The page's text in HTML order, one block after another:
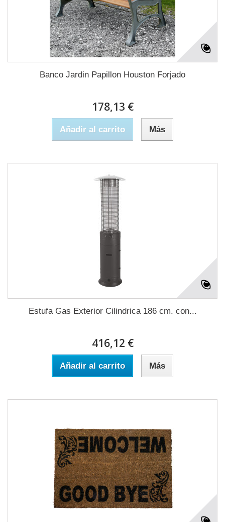
Banco Jardin Papillon Houston Forjado
178,13 €
Añadir al carrito Más
Estufa Gas Exterior Cilindrica 186 cm. con...
416,12 €
Añadir al carrito Más